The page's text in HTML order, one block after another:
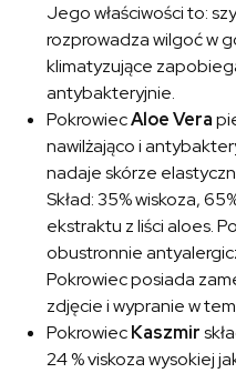
Jego właściwości to:
rozprowadza wilgoć w
klimatyzujące
antybakteryjnie.
PokrowiecAloe Vera
nawilżająco i
nadaje skórze
Skład: 35% wiskoza,
ekstraktu z liści aloes.
obustronnie
Pokrowiec posiada
zdjęcie i wypranie w
PokrowiecKaszmir
24 % viskoza wysokiej